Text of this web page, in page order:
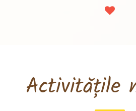
Activitățile